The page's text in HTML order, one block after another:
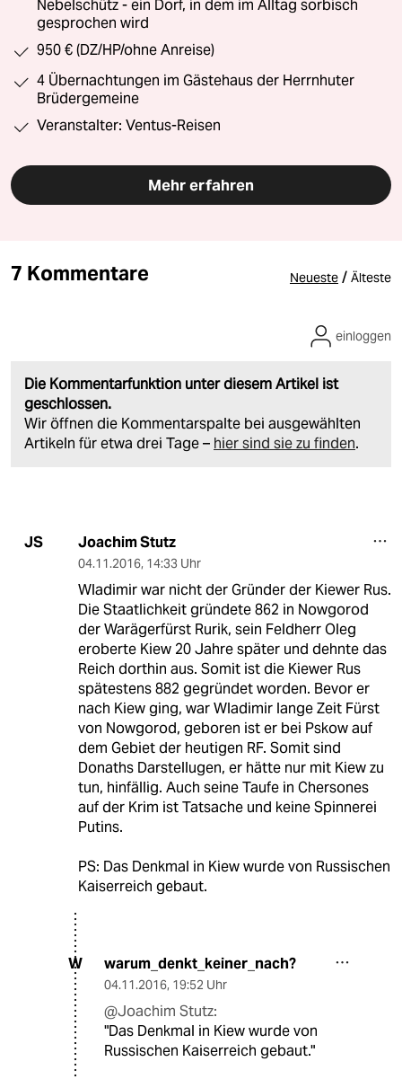
Nebelschütz - ein Dorf, in dem im Alltag sorbisch
gesprochen wird
950 € (DZ/HP/ohne Anreise)
4 Übernachtungen im Gästehaus der Herrnhuter
Brüdergemeine
Veranstalter: Ventus-Reisen
Mehr erfahren
7 Kommentare Neueste / Älteste
Die Kommentarfunktion unter diesem Artikel ist
geschlossen.
Wir öffnen die Kommentarspalte bei ausgewählten
Artikeln für etwa drei Tage – hier sind sie zu finden.
einloggen
JS Joachim Stutz
04.11.2016, 14:33 Uhr
Wladimir war nicht der Gründer der Kiewer Rus.
Die Staatlichkeit gründete 862 in Nowgorod
der Warägerfürst Rurik, sein Feldherr Oleg
eroberte Kiew 20 Jahre später und dehnte das
Reich dorthin aus. Somit ist die Kiewer Rus
spätestens 882 gegründet worden. Bevor er
nach Kiew ging, war Wladimir lange Zeit Fürst
von Nowgorod, geboren ist er bei Pskow auf
dem Gebiet der heutigen RF. Somit sind
Donaths Darstellugen, er hätte nur mit Kiew zu
tun, hinfällig. Auch seine Taufe in Chersones
auf der Krim ist Tatsache und keine Spinnerei
Putins.
PS: Das Denkmal in Kiew wurde von Russischen
Kaiserreich gebaut.
W warum_denkt_keiner_nach?
04.11.2016, 19:52 Uhr
@Joachim Stutz:
"Das Denkmal in Kiew wurde von
Russischen Kaiserreich gebaut."